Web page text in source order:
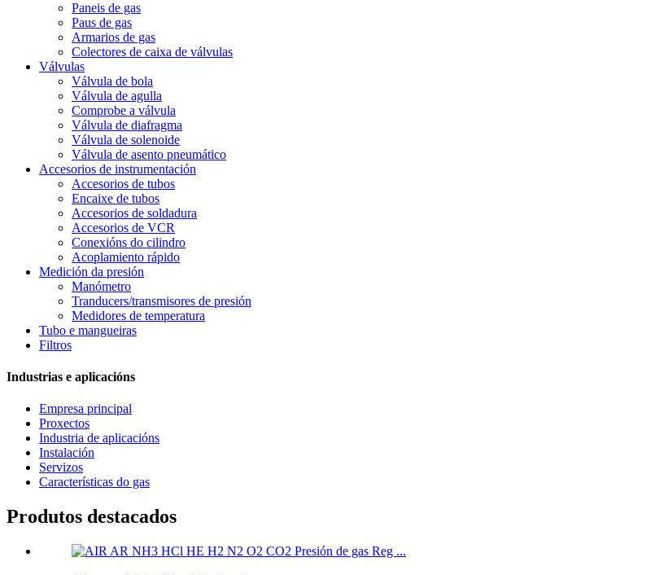
Paneis de gas
Paus de gas
Armarios de gas
Colectores de caixa de válvulas
Válvulas
Válvula de bola
Válvula de agulla
Comprobe a válvula
Válvula de diafragma
Válvula de solenoide
Válvula de asento pneumático
Accesorios de instrumentación
Accesorios de tubos
Encaixe de tubos
Accesorios de soldadura
Accesorios de VCR
Conexións do cilindro
Acoplamiento rápido
Medición da presión
Manómetro
Tranducers/transmisores de presión
Medidores de temperatura
Tubo e mangueiras
Filtros
Industrias e aplicacións
Empresa principal
Proxectos
Industria de aplicacións
Instalación
Servizos
Características do gas
Produtos destacados